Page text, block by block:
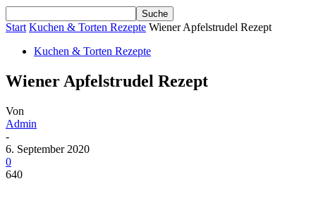
Start Kuchen & Torten Rezepte Wiener Apfelstrudel Rezept
Kuchen & Torten Rezepte
Wiener Apfelstrudel Rezept
Von
Admin
-
6. September 2020
0
640